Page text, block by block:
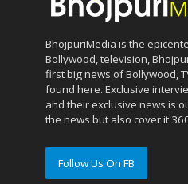
BhojpuriMedia is the
Bollywood, television,
first big news of Bollywood,
found here. Exclusive
and their exclusive news is
the news but also cover it
Follow Us On FB